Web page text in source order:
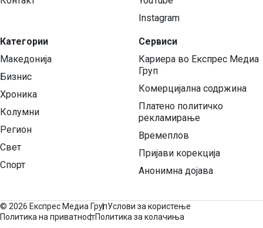
Категории
Македонија
Бизнис
Хроника
Колумни
Регион
Свет
Спорт
Instagram
Сервиси
Кариера во Експрес Медиа
Груп
Комерцијална содржина
Платено политичко
рекламирање
Времеплов
Пријави корекција
Анонимна дојава
© 2026 Експрес Медиа ГрупУслови за користење
Политика на приватностПолитика за колачиња